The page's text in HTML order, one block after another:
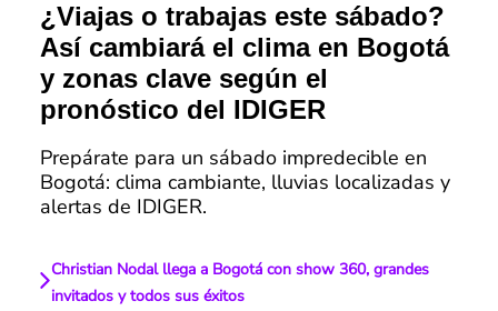
¿Viajas o trabajas este sábado?
Así cambiará el clima en Bogotá
y zonas clave según el
pronóstico del IDIGER
Prepárate para un sábado impredecible en
Bogotá: clima cambiante, lluvias localizadas y
alertas de IDIGER.
Christian Nodal llega a Bogotá con show 360, grandes
invitados y todos sus éxitos